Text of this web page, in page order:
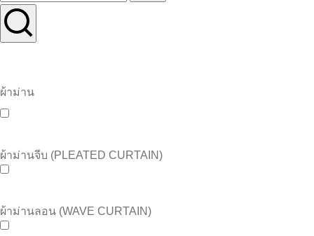
ผ้าม่าน
ผ้าม่านจีบ (PLEATED CURTAIN)
ผ้าม่านลอน (WAVE CURTAIN)